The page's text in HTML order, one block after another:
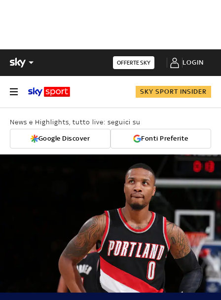
OFFERTE SKY LOGIN
SKY SPORT INSIDER
News e Highlights, tutto live: seguici su
Google Discover Fonti Preferite